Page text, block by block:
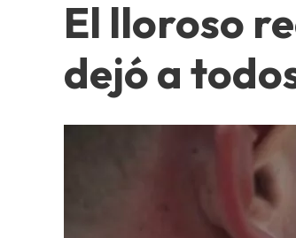
El lloroso
dejó a